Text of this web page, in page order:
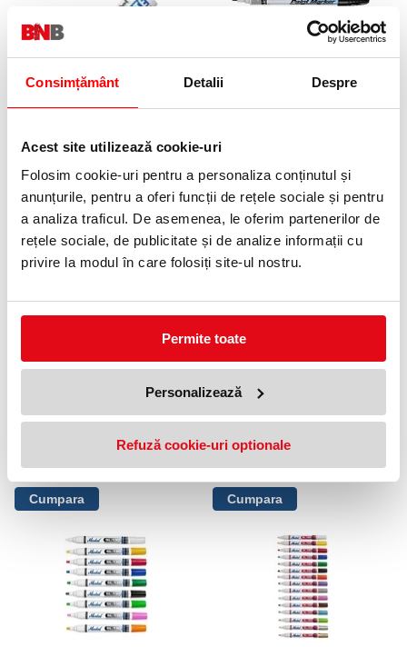
Consimțământ Detalii Despre
Acest site utilizează cookie-uri
Folosim cookie-uri pentru a personaliza conținutul și
anunțurile, pentru a oferi funcții de rețele sociale și pentru
a analiza traficul. De asemenea, le oferim partenerilor de
rețele sociale, de publicitate și de analize informații cu
privire la modul în care folosiți site-ul nostru.
Permite toate
Personalizează
Refuză cookie-uri optionale
Precomanda
Anunta-ma cand revine in stoc
NOUTATI
OFERTE
Marker PRO industrial varf tesit
Markere cu cerneala Dura-
Ink® 15 Markal